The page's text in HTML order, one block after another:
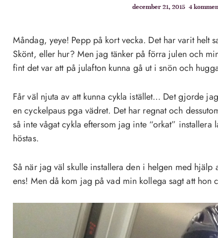
december 21, 2015 4
Måndag, yeye! Pepp på kort vecka. Det har varit helt
Skönt, eller hur? Men jag tänker på förra julen och
fint det var att på julafton kunna gå ut i snön och
Får väl njuta av att kunna cykla istället… Det gjorde
en cyckelpaus pga vädret. Det har regnat och
så inte vågat cykla eftersom jag inte “orkat”
höstas.
Så när jag väl skulle installera den i helgen med
ens! Men då kom jag på vad min kollega sagt att hon